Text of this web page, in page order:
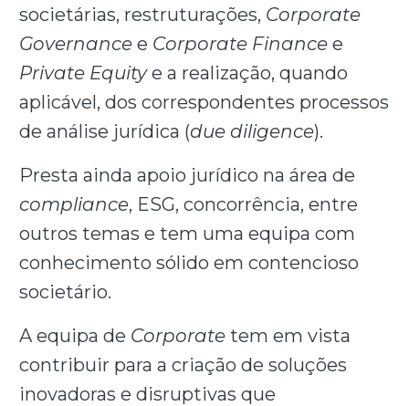
societárias, restruturações, Corporate
Governancee Corporate Financee
Private Equitye a realização, quando
aplicável, dos correspondentes processos
de análise jurídica (due diligence).
Presta ainda apoio jurídico na área de
compliance, ESG, concorrência, entre
outros temas e tem uma equipa com
conhecimento sólido em contencioso
societário.
A equipa de Corporatetem em vista
contribuir para a criação de soluções
inovadoras e disruptivas que